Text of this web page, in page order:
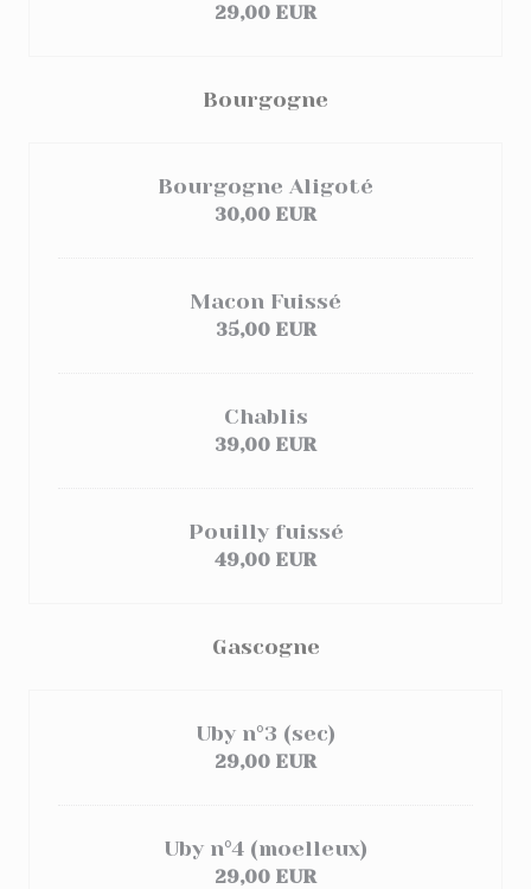
29,00 EUR
Bourgogne
Bourgogne Aligoté
30,00 EUR
Macon Fuissé
35,00 EUR
Chablis
39,00 EUR
Pouilly fuissé
49,00 EUR
Gascogne
Uby n°3 (sec)
29,00 EUR
Uby n°4 (moelleux)
29,00 EUR